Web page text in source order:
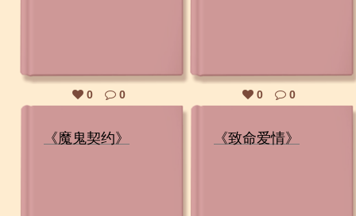
0 0 0 0
《魔鬼契约》 《致命爱情》